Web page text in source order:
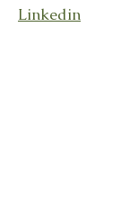
Linkedin